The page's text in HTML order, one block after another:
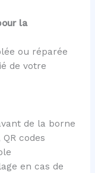
la
ou réparée
de votre
de la borne
codes
en cas de